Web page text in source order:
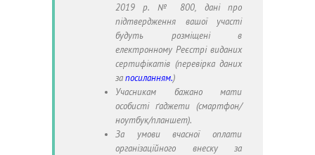
2019 р. № 800, дані про
підтвердження вашої участі
будуть розміщені в
електронному Реєстрі виданих
сертифікатів (перевірка даних
запосиланням.)
Учасникам бажано мати
особисті ґаджети (смартфон/
ноутбук/планшет).
За умови вчасної оплати
організаційного внеску за